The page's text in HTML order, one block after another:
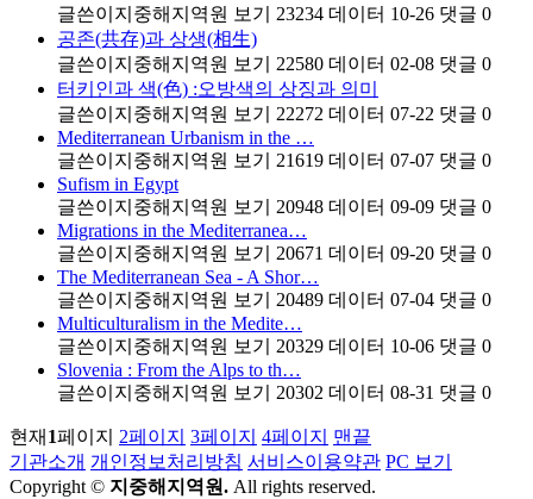
글쓴이 지중해지역원 보기 23234 데이터 10-26 댓글 0
공존(共存)과 상생(相生)
글쓴이 지중해지역원 보기 22580 데이터 02-08 댓글 0
터키인과 색(色) :오방색의 상징과 의미
글쓴이 지중해지역원 보기 22272 데이터 07-22 댓글 0
Mediterranean Urbanism in the …
글쓴이 지중해지역원 보기 21619 데이터 07-07 댓글 0
Sufism in Egypt
글쓴이 지중해지역원 보기 20948 데이터 09-09 댓글 0
Migrations in the Mediterranea…
글쓴이 지중해지역원 보기 20671 데이터 09-20 댓글 0
The Mediterranean Sea - A Shor…
글쓴이 지중해지역원 보기 20489 데이터 07-04 댓글 0
Multiculturalism in the Medite…
글쓴이 지중해지역원 보기 20329 데이터 10-06 댓글 0
Slovenia : From the Alps to th…
글쓴이 지중해지역원 보기 20302 데이터 08-31 댓글 0
현재 1페이지 2페이지 3페이지 4페이지
맨끝
기관소개 개인정보처리방침 서비스이용약관 PC 보기
Copyright © 지중해지역원. All rights reserved.